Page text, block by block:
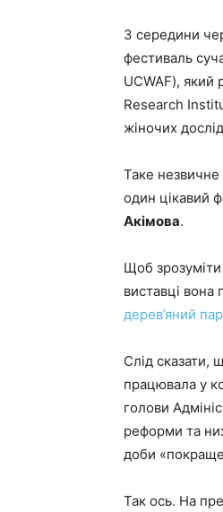
З середини
фестиваль
UCWAF), який
Research
жіночих
Таке
один цікавий
Акімова.
Щоб зрозуміти
виставці вона
дерев’яний
Слід сказати,
працювала у
голови
реформи та
доби
Так ось. На